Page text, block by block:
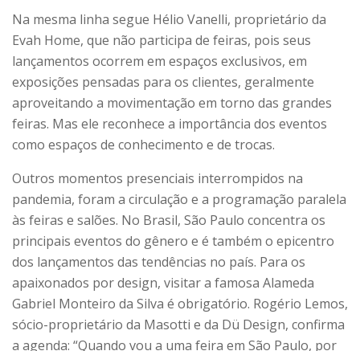
Na mesma linha segue Hélio Vanelli, proprietário da
Evah Home, que não participa de feiras, pois seus
lançamentos ocorrem em espaços exclusivos, em
exposições pensadas para os clientes, geralmente
aproveitando a movimentação em torno das grandes
feiras. Mas ele reconhece a importância dos eventos
como espaços de conhecimento e de trocas.
Outros momentos presenciais interrompidos na
pandemia, foram a circulação e a programação paralela
às feiras e salões. No Brasil, São Paulo concentra os
principais eventos do gênero e é também o epicentro
dos lançamentos das tendências no país. Para os
apaixonados por design, visitar a famosa Alameda
Gabriel Monteiro da Silva é obrigatório. Rogério Lemos,
sócio-proprietário da Masotti e da Dü Design, confirma
a agenda: “Quando vou a uma feira em São Paulo, por